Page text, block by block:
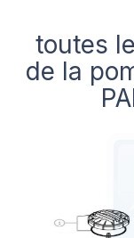
toutes
de la